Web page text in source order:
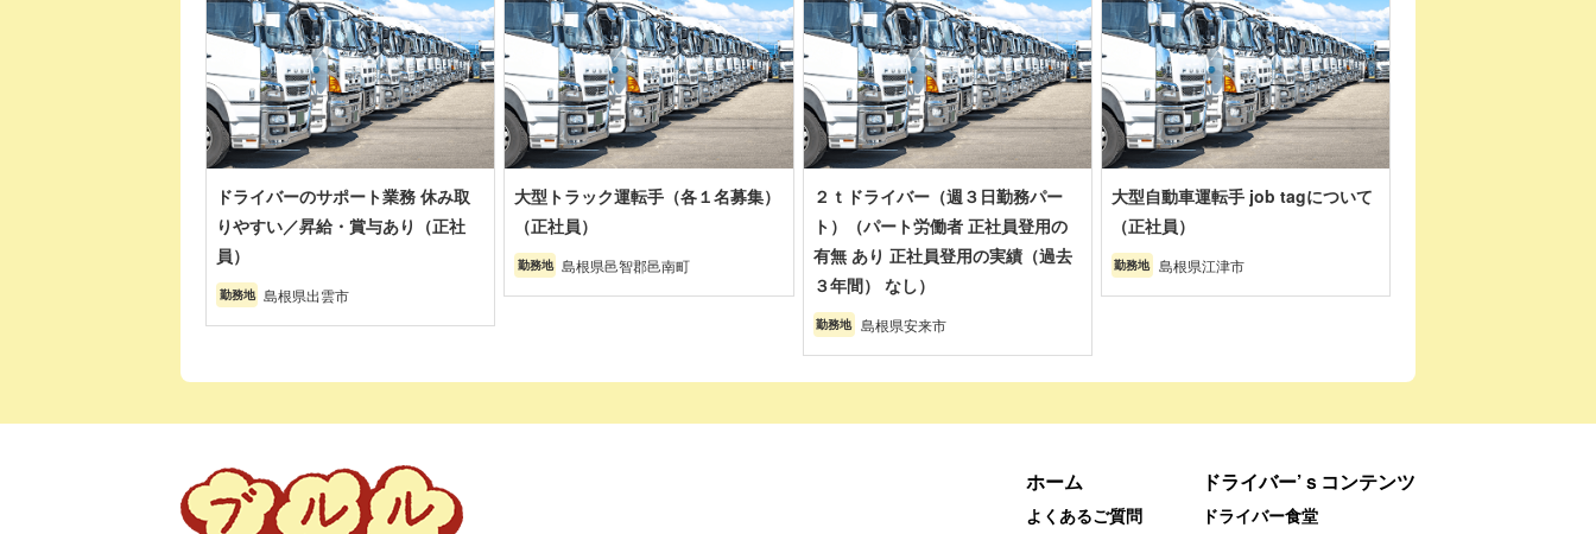
ドライバーのサポート業務 休み取
りやすい／昇給・賞与あり（正社
員）
勤務地 島根県出雲市
大型トラック運転手（各１名募集）
（正社員）
勤務地 島根県邑智郡邑南町
２ｔドライバー（週３日勤務パー
ト）（パート労働者 正社員登用の
有無 あり 正社員登用の実績（過去
３年間） なし）
勤務地 島根県安来市
大型自動車運転手 job tagについて
（正社員）
勤務地 島根県江津市
ホーム
よくあるご質問
ドライバー’ｓコンテンツ
ドライバー食堂